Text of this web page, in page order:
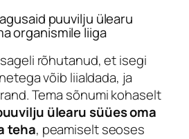
puuvilju ülearu
organismile liiga
rõhutanud, et isegi
võib liialdada, ja
Tema sõnumi kohaselt
ülearu süües oma
teha, peamiselt seoses